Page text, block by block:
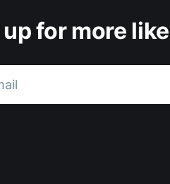
for more